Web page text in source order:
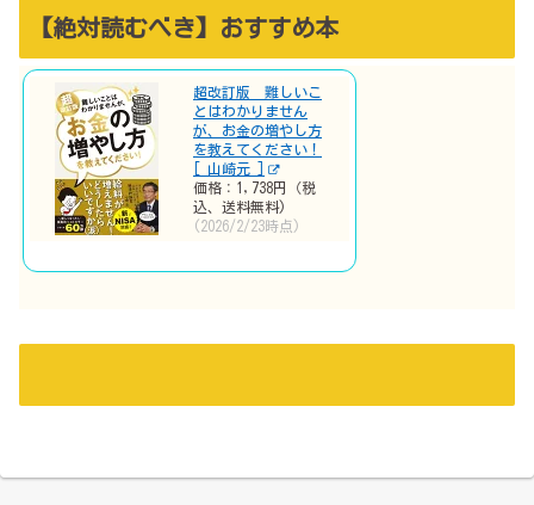
【絶対読むべき】おすすめ本
超改訂版 難しいこ
とはわかりません
が、お金の増やし方
を教えてください！
[ 山崎元 ]
価格：1,738円（税
込、送料無料)
(2026/2/23時点)